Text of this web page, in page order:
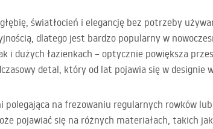
światłocień i elegancję bez potrzeby
dlatego jest bardzo popularny w
i dużych łazienkach – optycznie powiększa
detal, który od lat pojawia się w designie
na frezowaniu regularnych rowków
pojawiać się na różnych materiałach, takich